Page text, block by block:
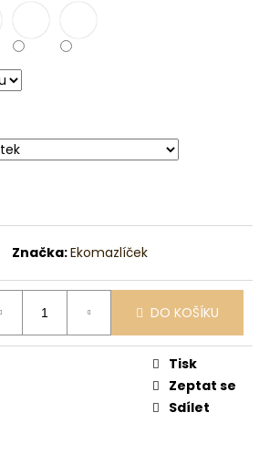
Značka:Ekomazlíček
DO KOŠÍKU
Tisk
Zeptat se
Sdílet